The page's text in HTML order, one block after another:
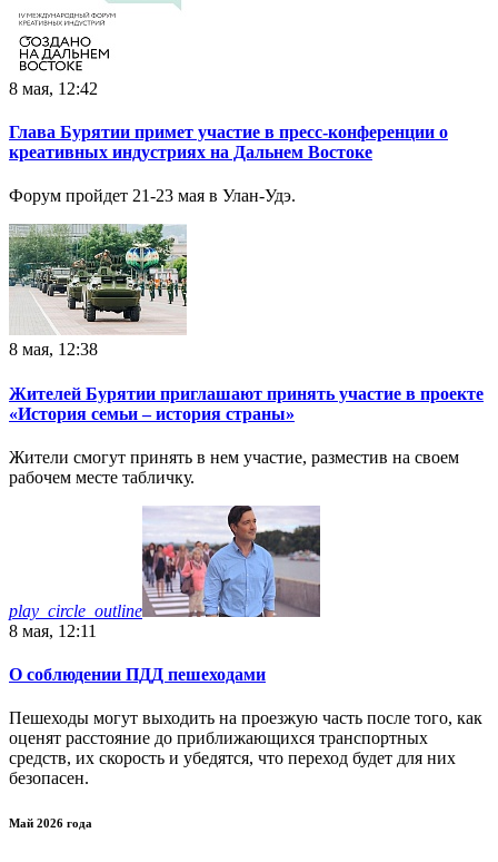
8 мая, 12:42
Глава Бурятии примет участие в пресс-конференции о
креативных индустриях на Дальнем Востоке
Форум пройдет 21-23 мая в Улан-Удэ.
8 мая, 12:38
Жителей Бурятии приглашают принять участие в проекте
«История семьи – история страны»
Жители смогут принять в нем участие, разместив на своем
рабочем месте табличку.
play_circle_outline
8 мая, 12:11
О соблюдении ПДД пешеходами
Пешеходы могут выходить на проезжую часть после того, как
оценят расстояние до приближающихся транспортных
средств, их скорость и убедятся, что переход будет для них
безопасен.
Май 2026 года